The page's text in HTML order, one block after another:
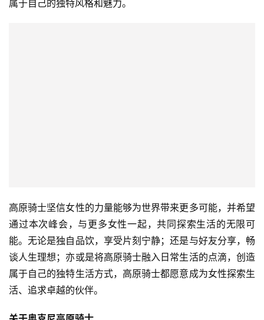
工
智
能
汽
车
出
属于自己的独特风格和魅力。
高原骑士坚信女性的力量能够为世界带来更多可能，并希望
通过本次峰会，与更多女性一起，共同探索生活的无限可
能。无论是独自品饮，享受片刻宁静；还是与好友分享，畅
谈人生理想；亦或是将高原骑士融入日常生活的点滴，创造
属于自己的独特生活方式，高原骑士都愿意成为女性探索生
活、追求卓越的伙伴。